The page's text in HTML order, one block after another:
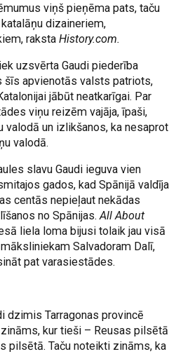
viņš pieņēma pats, taču
dizaineriem,
raksta History.com.
uzsvērta Gaudi piederība
šīs apvienotās valsts patriots,
jābūt neatkarīgai. Par
viņu reizēm vajāja, īpaši,
valodā un izlikšanos, ka nesaprot
valodā.
slavu Gaudi ieguva vien
gados, kad Spānijā valdīja
centās nepieļaut nekādas
no Spānijas.All About
liela loma bijusi tolaik jau visā
Salvadoram Dalī,
pat varasiestādes.
dzimis Tarragonas provincē
kur tieši – Reusas pilsētā
pilsētā. Taču noteikti zināms, ka